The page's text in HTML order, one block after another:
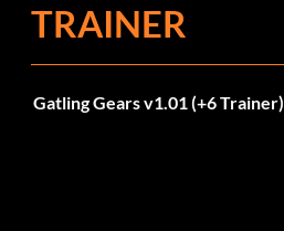
TRAINER
Gatling Gears v1.01 (+6 Trainer)